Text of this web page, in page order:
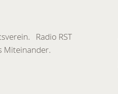
Radio RST
Miteinander.